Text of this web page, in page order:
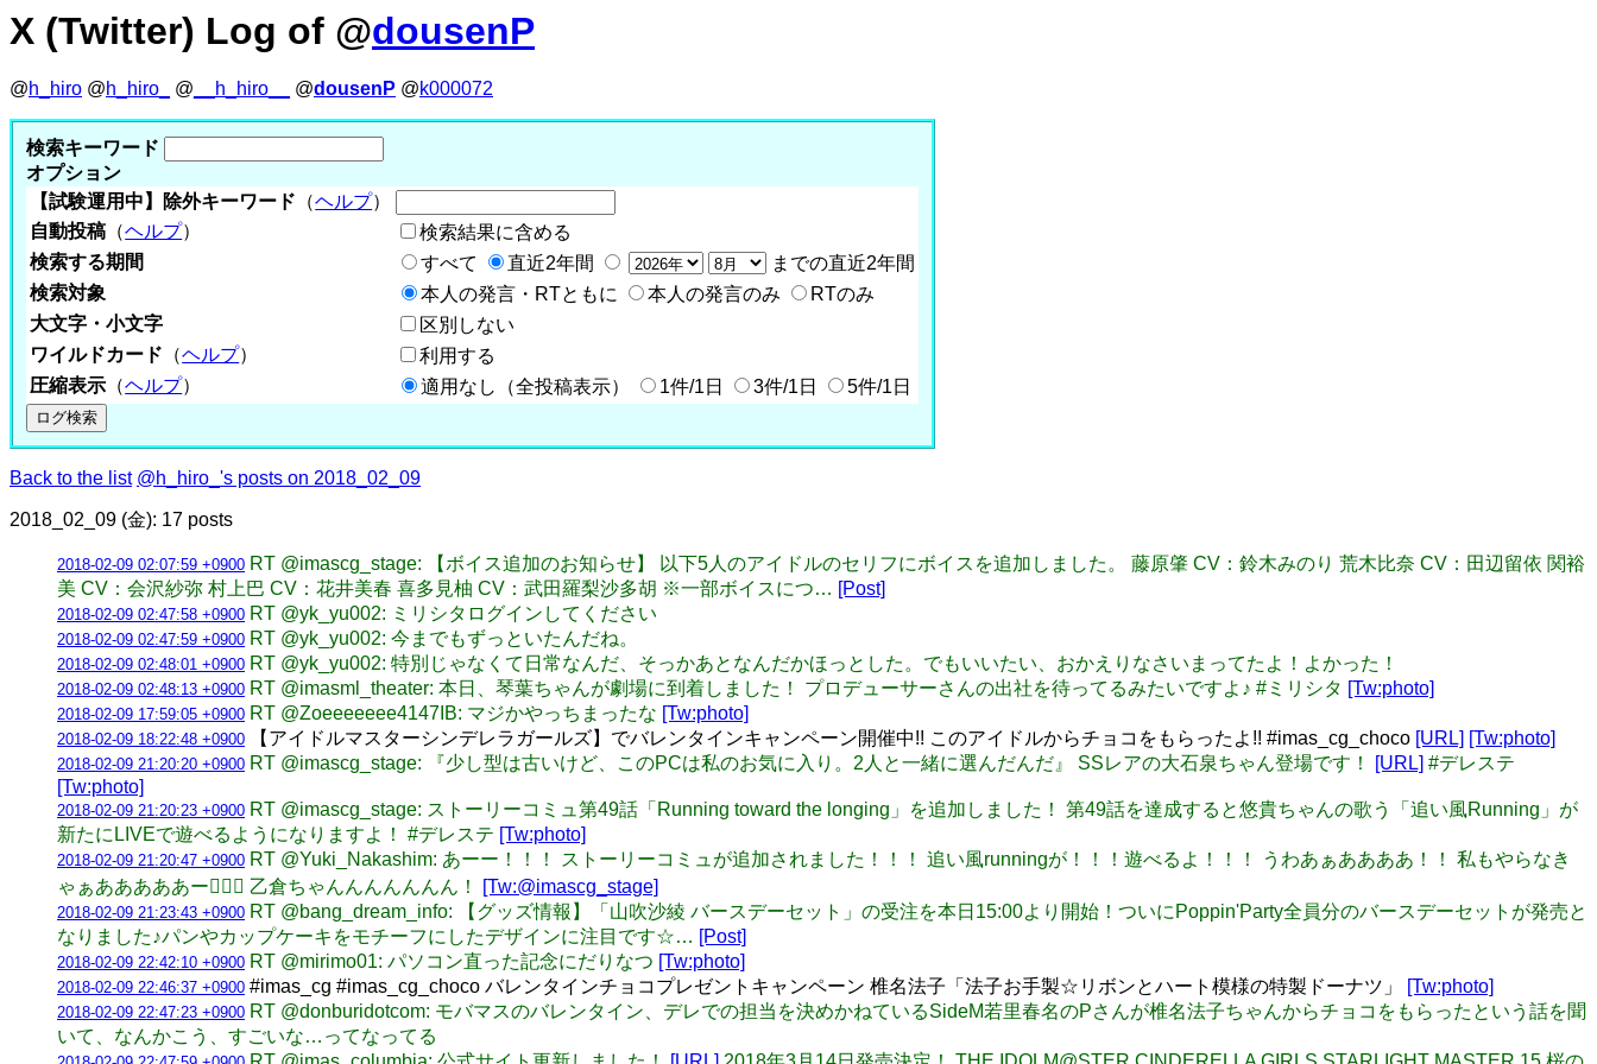
X (Twitter) Log of @dousenP
@h_hiro @h_hiro_ @ __h_hiro__ @dousenP @k000072
検索キーワード
オプション
【試験運用中】除外キーワード （ヘルプ）
自動投稿 （ヘルプ）
検索結果に含める
検索する期間
すべて 直近2年間
までの直近2年間
検索対象
本人の発言・RTともに 本人の発言のみ
RTのみ
大文字・小文字
区別しない
ワイルドカード （ヘルプ）
利用する
圧縮表示 （ヘルプ） 適用なし（全投稿表示） 1件/1日 3件/1日 5件/1日
Back to the list @h_hiro_'s posts on 2018_02_09
2018_02_09 (金): 17 posts
2018-02-09 02:07:59 +0900 RT @imascg_stage: 【ボイス追加のお知らせ】 以下5人のアイドルのセリフにボイスを追加しました。 藤原肇 CV：鈴木みのり 荒木比奈 CV：田辺留依 関裕
美 CV：会沢紗弥 村上巴 CV：花井美春 喜多見柚 CV：武田羅梨沙多胡 ※一部ボイスにつ… [Post]
2018-02-09 02:47:58 +0900 RT @yk_yu002: ミリシタログインしてください
2018-02-09 02:47:59 +0900 RT @yk_yu002: 今までもずっといたんだね。
2018-02-09 02:48:01 +0900 RT @yk_yu002: 特別じゃなくて日常なんだ、そっかあとなんだかほっとした。でもいいたい、おかえりなさいまってたよ！よかった！
2018-02-09 02:48:13 +0900 RT @imasml_theater: 本日、琴葉ちゃんが劇場に到着しました！ プロデューサーさんの出社を待ってるみたいですよ♪ #ミリシタ [Tw:photo]
2018-02-09 17:59:05 +0900 RT @Zoeeeeeee4147IB: マジかやっちまったな [Tw:photo]
2018-02-09 18:22:48 +0900 【アイドルマスターシンデレラガールズ】でバレンタインキャンペーン開催中!! このアイドルからチョコをもらったよ!! #imas_cg_choco [URL] [Tw:photo]
2018-02-09 21:20:20 +0900 RT @imascg_stage: 『少し型は古いけど、このPCは私のお気に入り。2人と一緒に選んだんだ』 SSレアの大石泉ちゃん登場です！ [URL] #デレステ
[Tw:photo]
2018-02-09 21:20:23 +0900 RT @imascg_stage: ストーリーコミュ第49話「Running toward the longing」を追加しました！ 第49話を達成すると悠貴ちゃんの歌う「追い風Running」が
新たにLIVEで遊べるようになりますよ！ #デレステ [Tw:photo]
2018-02-09 21:20:47 +0900 RT @Yuki_Nakashim: あーー！！！ ストーリーコミュが追加されました！！！ 追い風runningが！！！遊べるよ！！！ うわあぁああああ！！ 私もやらなき
ゃぁあああああー🏃🏻‍♀️ 乙倉ちゃんんんんんんん！
[Tw:@imascg_stage]
2018-02-09 21:23:43 +0900 RT @bang_dream_info: 【グッズ情報】「山吹沙綾 バースデーセット」の受注を本日15:00より開始！ついにPoppin'Party全員分のバースデーセットが発売と
なりました♪パンやカップケーキをモチーフにしたデザインに注目です☆… [Post]
2018-02-09 22:42:10 +0900 RT @mirimo01: パソコン直った記念にだりなつ [Tw:photo]
2018-02-09 22:46:37 +0900 #imas_cg #imas_cg_choco バレンタインチョコプレゼントキャンペーン 椎名法子「法子お手製☆リボンとハート模様の特製ドーナツ」 [Tw:photo]
2018-02-09 22:47:23 +0900 RT @donburidotcom: モバマスのバレンタイン、デレでの担当を決めかねているSideM若里春名のPさんが椎名法子ちゃんからチョコをもらったという話を聞
いて、なんかこう、すごいな…ってなってる